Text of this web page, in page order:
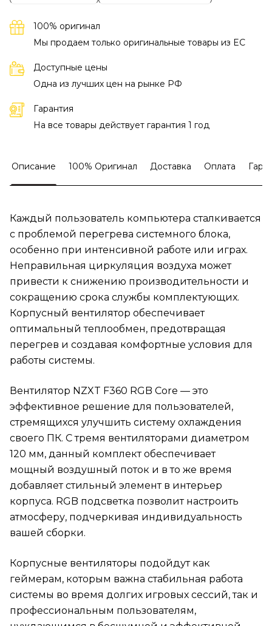
100% оригинал
Мы продаем только оригинальные товары из EC
Доступные цены
Одна из лучших цен на рынке РФ
Гарантия
На все товары действует гарантия 1 год
Описание 100% Оригинал Доставка Оплата
Каждый пользователь компьютера сталкивается
с проблемой перегрева системного блока,
особенно при интенсивной работе или играх.
Неправильная циркуляция воздуха может
привести к снижению производительности и
сокращению срока службы комплектующих.
Корпусный вентилятор обеспечивает
оптимальный теплообмен, предотвращая
перегрев и создавая комфортные условия для
работы системы.
Вентилятор NZXT F360 RGB Core — это
эффективное решение для пользователей,
стремящихся улучшить систему охлаждения
своего ПК. С тремя вентиляторами диаметром
120 мм, данный комплект обеспечивает
мощный воздушный поток и в то же время
добавляет стильный элемент в интерьер
корпуса. RGB подсветка позволит настроить
атмосферу, подчеркивая индивидуальность
вашей сборки.
Корпусные вентиляторы подойдут как
геймерам, которым важна стабильная работа
системы во время долгих игровых сессий, так и
профессиональным пользователям,